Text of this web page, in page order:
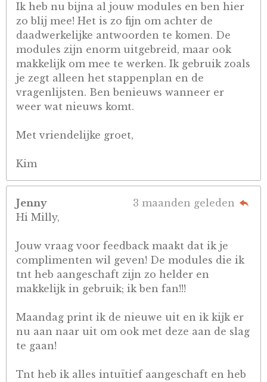
Ik heb nu bijna al jouw modules en ben hier
zo blij mee! Het is zo fijn om achter de
daadwerkelijke antwoorden te komen. De
modules zijn enorm uitgebreid, maar ook
makkelijk om mee te werken. Ik gebruik zoals
je zegt alleen het stappenplan en de
vragenlijsten. Ben benieuws wanneer er
weer wat nieuws komt.
Met vriendelijke groet,
Kim
Jenny
3 maanden geleden
Hi Milly,
Jouw vraag voor feedback maakt dat ik je
complimenten wil geven! De modules die ik
tnt heb aangeschaft zijn zo helder en
makkelijk in gebruik; ik ben fan!!!
Maandag print ik de nieuwe uit en ik kijk er
nu aan naar uit om ook met deze aan de slag
te gaan!
Tnt heb ik alles intuïtief aangeschaft en heb